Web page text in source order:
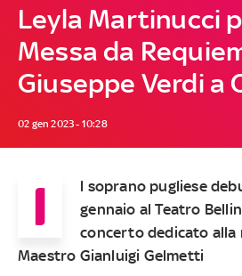
Leyla Martinucci
Messa da
Giuseppe Verdi a
02 gen 2023 - 10:28
I
l soprano pugliese
gennaio al Teatro
concerto dedicato alla
Maestro Gianluigi Gelmetti